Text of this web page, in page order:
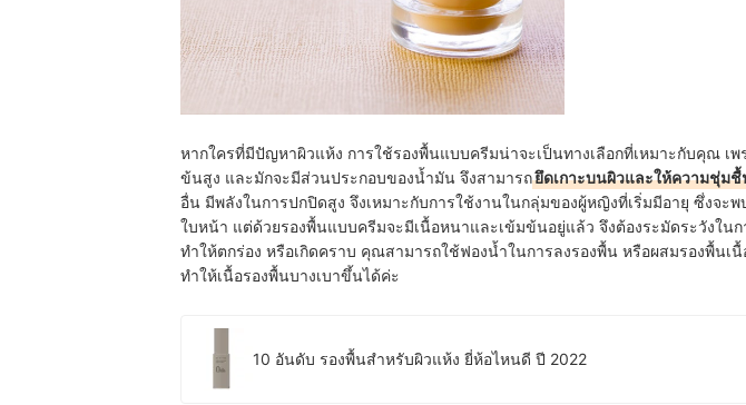
หากใครที่มีปัญหาผิวแห้ง การใช้รองพื้นแบบครีมน่าจะเป็นทางเลือกที่เหมาะกับคุณ เ
ข้นสูง และมักจะมีส่วนประกอบของน้ำมัน จึงสามารถยึดเกาะบนผิวและให้ความชุ่ม
อื่น มีพลังในการปกปิดสูง จึงเหมาะกับการใช้งานในกลุ่มของผู้หญิงที่เริ่มมีอายุ ซึ่งจะ
ใบหน้า แต่ด้วยรองพื้นแบบครีมจะมีเนื้อหนาและเข้มข้นอยู่แล้ว จึงต้องระมัดระวังในก
ทำให้ตกร่อง หรือเกิดคราบ คุณสามารถใช้ฟองน้ำในการลงรองพื้น หรือผสมรองพื้นเ
ทำให้เนื้อรองพื้นบางเบาขึ้นได้ค่ะ
10 อันดับ รองพื้นสำหรับผิวแห้ง ยี่ห้อไหนดี ปี 2022